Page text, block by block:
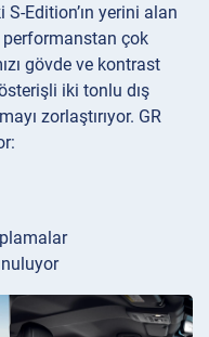
Edition’ın yerini alan
performanstan çok
gövde ve kontrast
iki tonlu dış
zorlaştırıyor. GR